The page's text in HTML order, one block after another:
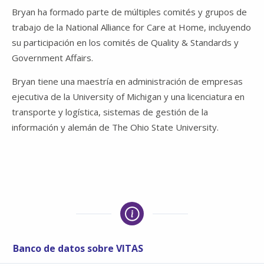
Bryan ha formado parte de múltiples comités y grupos de
trabajo de la National Alliance for Care at Home, incluyendo
su participación en los comités de Quality & Standards y
Government Affairs.
Bryan tiene una maestría en administración de empresas
ejecutiva de la University of Michigan y una licenciatura en
transporte y logística, sistemas de gestión de la
información y alemán de The Ohio State University.
Banco de datos sobre VITAS